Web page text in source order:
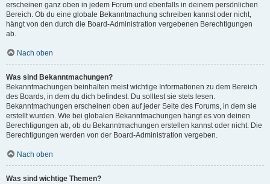
erscheinen ganz oben in jedem Forum und ebenfalls in deinem persönlichen
Bereich. Ob du eine globale Bekanntmachung schreiben kannst oder nicht,
hängt von den durch die Board-Administration vergebenen Berechtigungen
ab.
Nach oben
Was sind Bekanntmachungen?
Bekanntmachungen beinhalten meist wichtige Informationen zu dem Bereich
des Boards, in dem du dich befindest. Du solltest sie stets lesen.
Bekanntmachungen erscheinen oben auf jeder Seite des Forums, in dem sie
erstellt wurden. Wie bei globalen Bekanntmachungen hängt es von deinen
Berechtigungen ab, ob du Bekanntmachungen erstellen kannst oder nicht. Die
Berechtigungen werden von der Board-Administration vergeben.
Nach oben
Was sind wichtige Themen?